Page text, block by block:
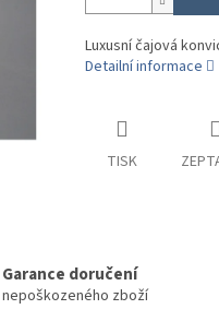
Luxusní čajová
Detailní informace
TISK
Garance doručení
nepoškozeného zboží